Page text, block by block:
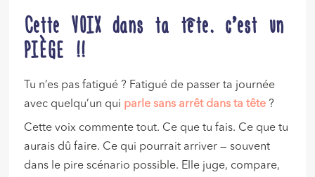
Cette VOIX dans ta tête… c’est un
PIÈGE !!
Tu n’es pas fatigué ? Fatigué de passer ta journée
avec quelqu’un qui parle sans arrêt dans ta tête ?
Cette voix commente tout. Ce que tu fais. Ce que tu
aurais dû faire. Ce qui pourrait arriver — souvent
dans le pire scénario possible. Elle juge, compare,